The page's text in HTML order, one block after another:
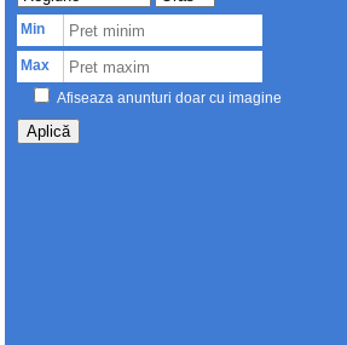
Min
Max
Afiseaza anunturi doar cu imagine
Aplică